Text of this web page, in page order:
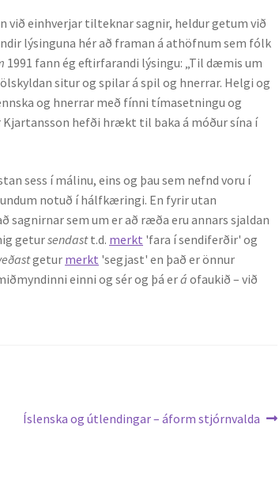
við einhverjar tilteknar sagnir, heldur getum við
lýsinguna hér að framan á athöfnum sem fólk
1991 fann ég eftirfarandi lýsingu: „Til dæmis um
situr og spilar á spil og hnerrar. Helgi og
og hnerrar með fínni tímasetningu og
Kjartansson hefði hrækt til baka á móður sína í
sess í málinu, eins og þau sem nefnd voru í
notuð í hálfkæringi. En fyrir utan
sem um er að ræða eru annars sjaldan
getursendastt.d. merkt 'fara í sendiferðir' og
getur merkt 'segjast' en það er önnur
einni og sér og þá eráofaukið – við
Next
Íslenska og útlendingar – áform stjórnvalda